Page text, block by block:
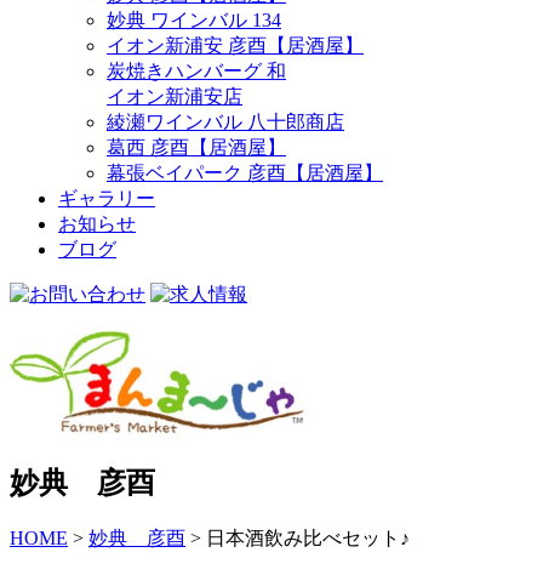
妙典 ワインバル 134
イオン新浦安 彦酉【居酒屋】
炭焼きハンバーグ 和
イオン新浦安店
綾瀬ワインバル 八十郎商店
葛西 彦酉【居酒屋】
幕張ベイパーク 彦酉【居酒屋】
ギャラリー
お知らせ
ブログ
妙典 彦酉
HOME > 妙典 彦酉 > 日本酒飲み比べセット♪